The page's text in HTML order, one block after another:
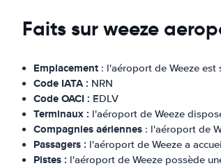
Faits sur weeze
Emplacement : l'aéroport de Weeze est
Code IATA : NRN
Code OACI : EDLV
Terminaux : l'aéroport de Weeze
Compagnies aériennes : l'aéroport de
Passagers : l'aéroport de Weeze a
Pistes : l'aéroport de Weeze possède